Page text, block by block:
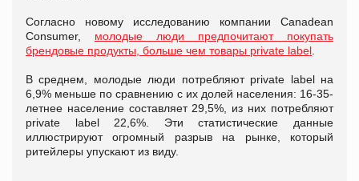
Согласно новому исследованию компании Canadean
Consumer, молодые люди предпочитают покупать
брендовые продукты, больше чем товары private label
В среднем, молодые люди потребляют private label на
6,9% меньше по сравнению с их долей населения: 16-35-
летнее население составляет 29,5%, из них потребляют
private label 22,6%. Эти статистические данные
иллюстрируют огромный разрыв на рынке, который
ритейлеры упускают из виду.